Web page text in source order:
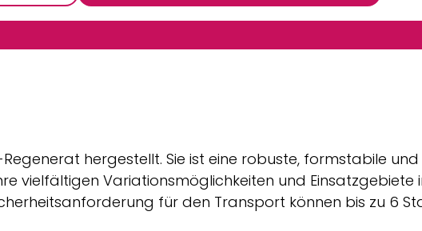
Regenerat hergestellt. Sie ist eine robuste, formstabile
vielfältigen Variationsmöglichkeiten und Einsatzgebiete
für den Transport können bis zu 6